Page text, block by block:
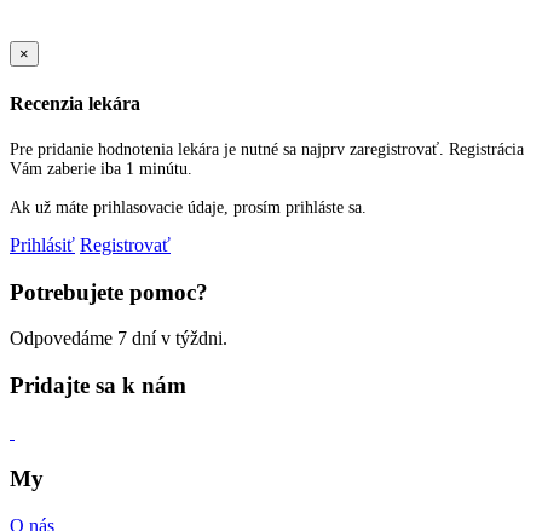
×
Recenzia lekára
Pre pridanie hodnotenia lekára je nutné sa najprv zaregistrovať. Registrácia
Vám zaberie iba 1 minútu.
Ak už máte prihlasovacie údaje, prosím prihláste sa.
Prihlásiť Registrovať
Potrebujete pomoc?
Odpovedáme 7 dní v týždni.
Pridajte sa k nám
My
O nás